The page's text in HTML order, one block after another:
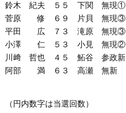
鈴木 紀夫 ５５ 下関 無現①
菅原 修 ６９ 片貝 無現③
平田 広 ７３ 滝原 無現③
小澤 仁 ５３ 小見 無現②
川﨑 哲也 ４５ 鮖谷 参政新
阿部 満 ６３ 高瀬 無新
（円内数字は当選回数）